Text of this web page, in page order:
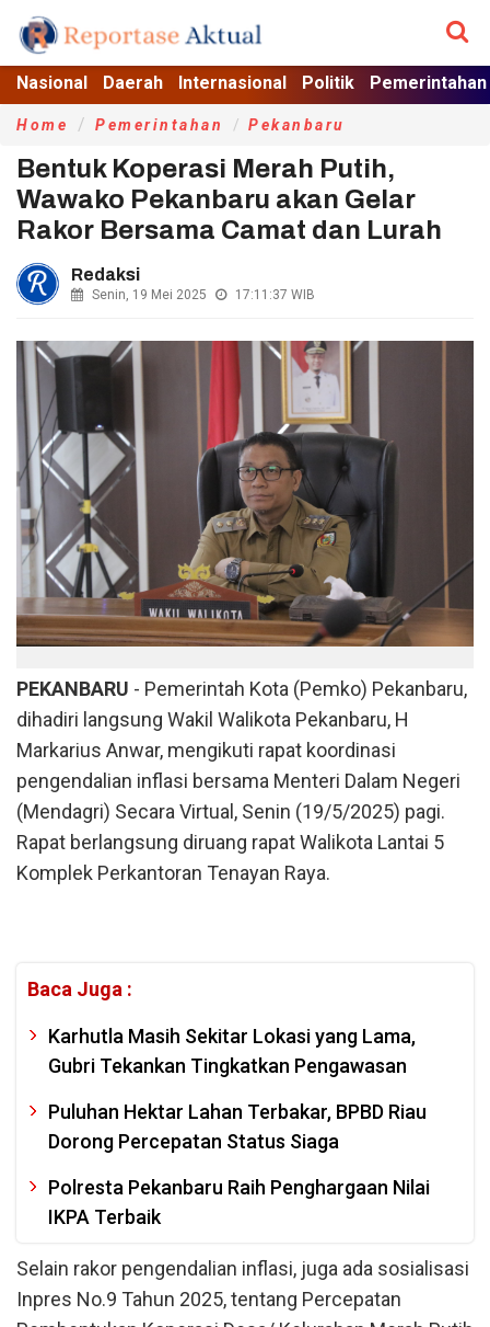
Nasional Daerah Internasional Politik Pemerintahan
Home Pemerintahan Pekanbaru
Bentuk Koperasi Merah Putih,
Wawako Pekanbaru akan Gelar
Rakor Bersama Camat dan Lurah
Redaksi
Senin, 19 Mei 2025 17:11:37 WIB
PEKANBARU - Pemerintah Kota (Pemko) Pekanbaru,
dihadiri langsung Wakil Walikota Pekanbaru, H
Markarius Anwar, mengikuti rapat koordinasi
pengendalian inflasi bersama Menteri Dalam Negeri
(Mendagri) Secara Virtual, Senin (19/5/2025) pagi.
Rapat berlangsung diruang rapat Walikota Lantai 5
Komplek Perkantoran Tenayan Raya.
Baca Juga :
Karhutla Masih Sekitar Lokasi yang Lama,
Gubri Tekankan Tingkatkan Pengawasan
Puluhan Hektar Lahan Terbakar, BPBD Riau
Dorong Percepatan Status Siaga
Polresta Pekanbaru Raih Penghargaan Nilai
IKPA Terbaik
Selain rakor pengendalian inflasi, juga ada sosialisasi
Inpres No.9 Tahun 2025, tentang Percepatan